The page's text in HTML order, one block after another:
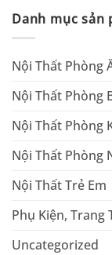
Danh mục sản
Nội Thất Phòng
Nội Thất Phòng
Nội Thất Phòng
Nội Thất Phòng
Nội Thất Trẻ Em
Phụ Kiện, Trang
Uncategorized